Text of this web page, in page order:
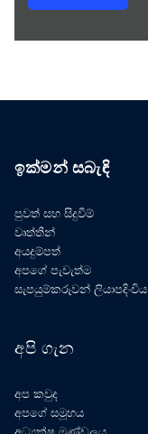
ඉක්මන් සබැඳි
පුවත් සහ සිදුවීම්
වෘත්තීන්
අයදුම්පත්
අපගේ පැවැත්ම
සැපයුම්කරුවන් ලියාපදිංචිය
අපි ගැන
අප කවුද
අපගේ සමූහය